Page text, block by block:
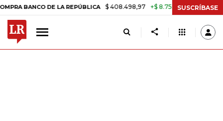
BANCO DE LA REPÚBLICA $ 408.498,97 +$ 8.753,81 +2,19% TASA
SUSCRÍBASE